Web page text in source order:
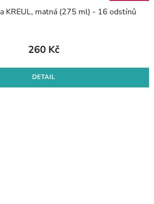
KREUL, matná (275 ml) - 16 odstínů
260 Kč
DETAIL